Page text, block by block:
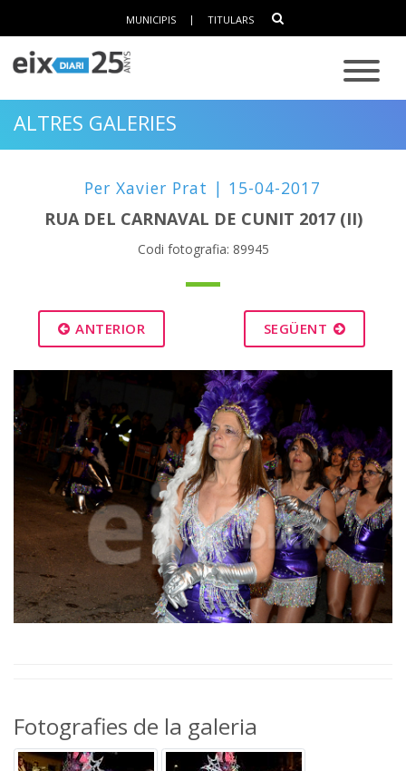
MUNICIPIS | TITULARS
ALTRES GALERIES
Per Xavier Prat | 15-04-2017
RUA DEL CARNAVAL DE CUNIT 2017 (II)
Codi fotografia: 89945
ANTERIOR SEGÜENT
Fotografies de la galeria